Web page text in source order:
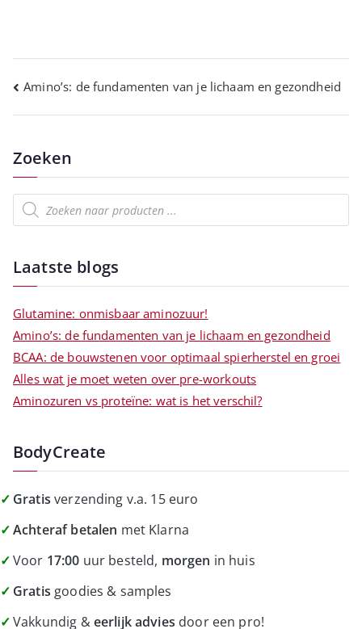
Amino’s: de fundamenten van je lichaam en gezondheid
Zoeken
Laatste blogs
Glutamine: onmisbaar aminozuur!
Amino’s: de fundamenten van je lichaam en gezondheid
BCAA: de bouwstenen voor optimaal spierherstel en groei
Alles wat je moet weten over pre-workouts
Aminozuren vs proteïne: wat is het verschil?
BodyCreate
Gratis verzending v.a. 15 euro
Achteraf betalen met Klarna
Voor 17:00 uur besteld, morgen in huis
Gratis goodies & samples
Vakkundig &eerlijk advies door een pro!